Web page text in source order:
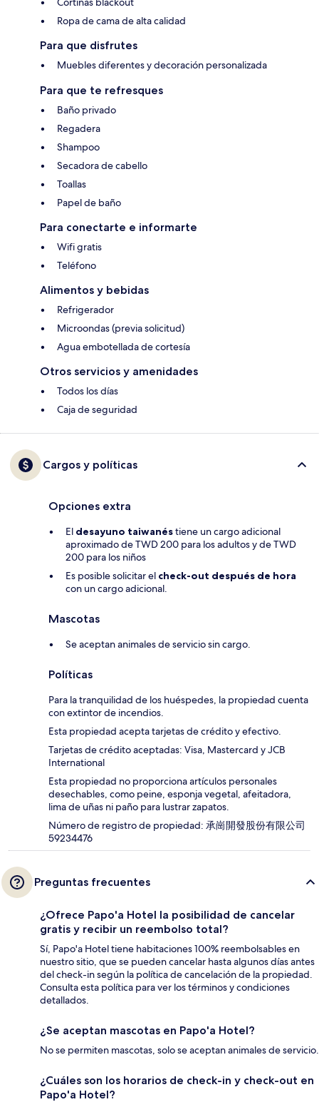
Ropa de cama de alta calidad
Para que disfrutes
Muebles diferentes y decoración personalizada
Para que te refresques
Baño privado
Regadera
Shampoo
Secadora de cabello
Toallas
Papel de baño
Para conectarte e informarte
Wifi gratis
Teléfono
Alimentos y bebidas
Refrigerador
Microondas (previa solicitud)
Agua embotellada de cortesía
Otros servicios y amenidades
Todos los días
Caja de seguridad
Cargos y políticas
Opciones extra
El desayuno taiwanéstiene un cargo adicional
aproximado de TWD 200 para los adultos y de TWD
200 para los niños
Es posible solicitar el check-out después de hora
con un cargo adicional.
Mascotas
Se aceptan animales de servicio sin cargo.
Políticas
Para la tranquilidad de los huéspedes, la propiedad cuenta
con extintor de incendios.
Esta propiedad acepta tarjetas de crédito y efectivo.
Tarjetas de crédito aceptadas: Visa, Mastercard y JCB
International
Esta propiedad no proporciona artículos personales
desechables, como peine, esponja vegetal, afeitadora,
lima de uñas ni paño para lustrar zapatos.
Número de registro de propiedad: 承崗開發股份有限公司
59234476
Preguntas frecuentes
¿Ofrece Papo'a Hotel la posibilidad de cancelar
gratis y recibir un reembolso total?
Sí, Papo'a Hotel tiene habitaciones 100% reembolsables en
nuestro sitio, que se pueden cancelar hasta algunos días antes
del check-in según la política de cancelación de la propiedad.
Consulta esta política para ver los términos y condiciones
detallados.
¿Se aceptan mascotas en Papo'a Hotel?
No se permiten mascotas, solo se aceptan animales de servicio.
¿Cuáles son los horarios de check-in y check-out en
Papo'a Hotel?